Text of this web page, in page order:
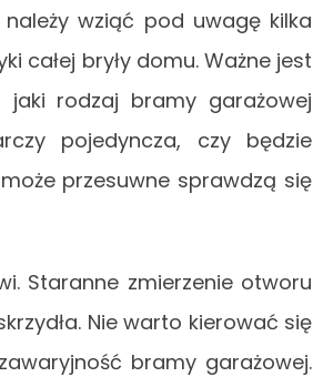
należy wziąć pod uwagę kilka
całej bryły domu. Ważne jest
jaki rodzaj bramy garażowej
pojedyncza, czy będzie
przesuwne sprawdzą się
Staranne zmierzenie otworu
Nie warto kierować się
bramy garażowej.